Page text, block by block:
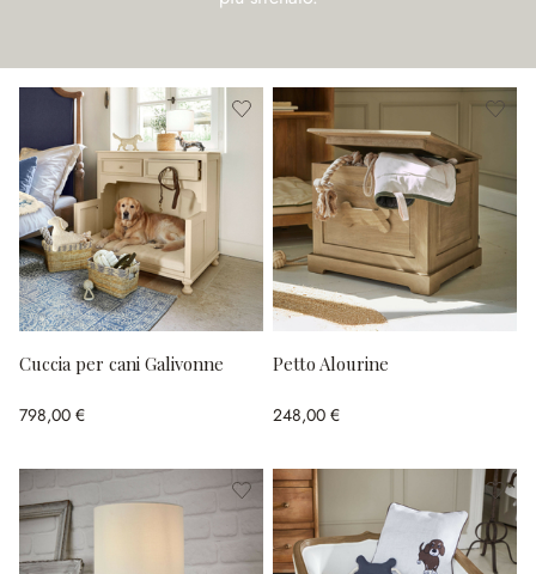
Cuccia per cani Galivonne
798,00 €
Petto Alourine
248,00 €